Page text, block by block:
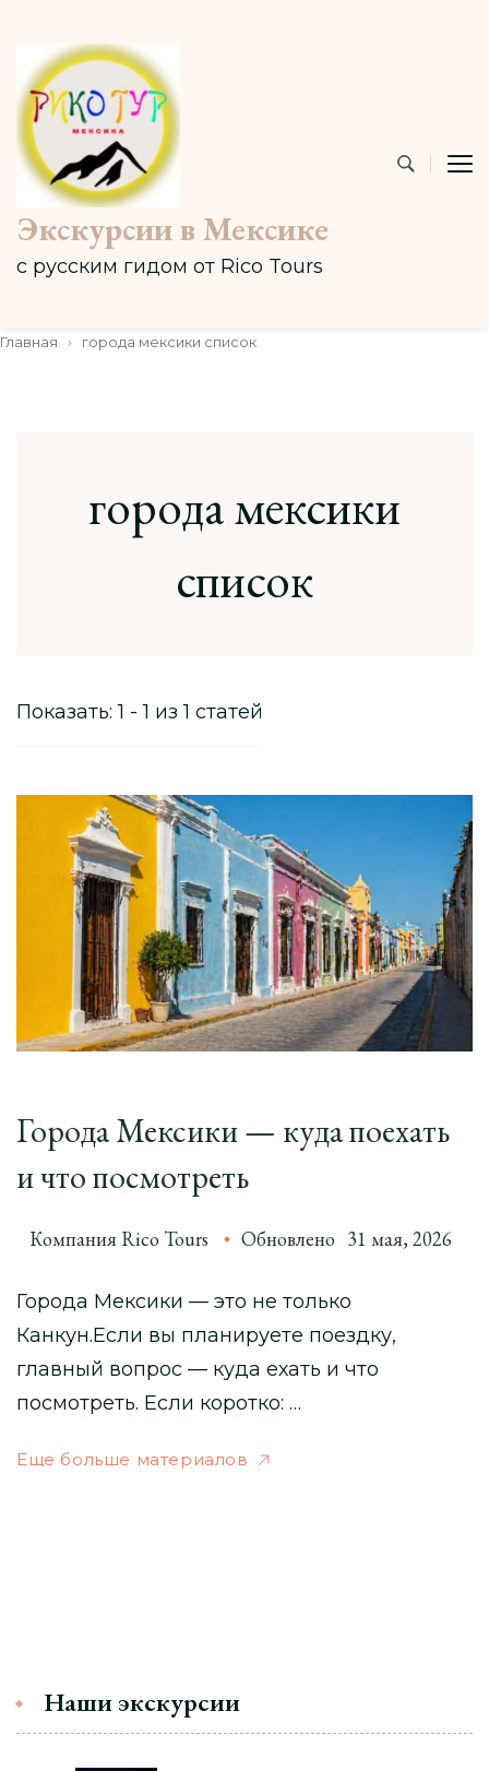
Экскурсии в Мексике
с русским гидом от Rico Tours
Главная › города мексики список
города мексики
список
Показать: 1 - 1 из 1 статей
Города Мексики — куда поехать
и что посмотреть
Компания Rico Tours Обновлено 31 мая, 2026
Города Мексики — это не только
Канкун.Если вы планируете поездку,
главный вопрос — куда ехать и что
посмотреть. Если коротко: …
Еще больше материалов
Наши экскурсии